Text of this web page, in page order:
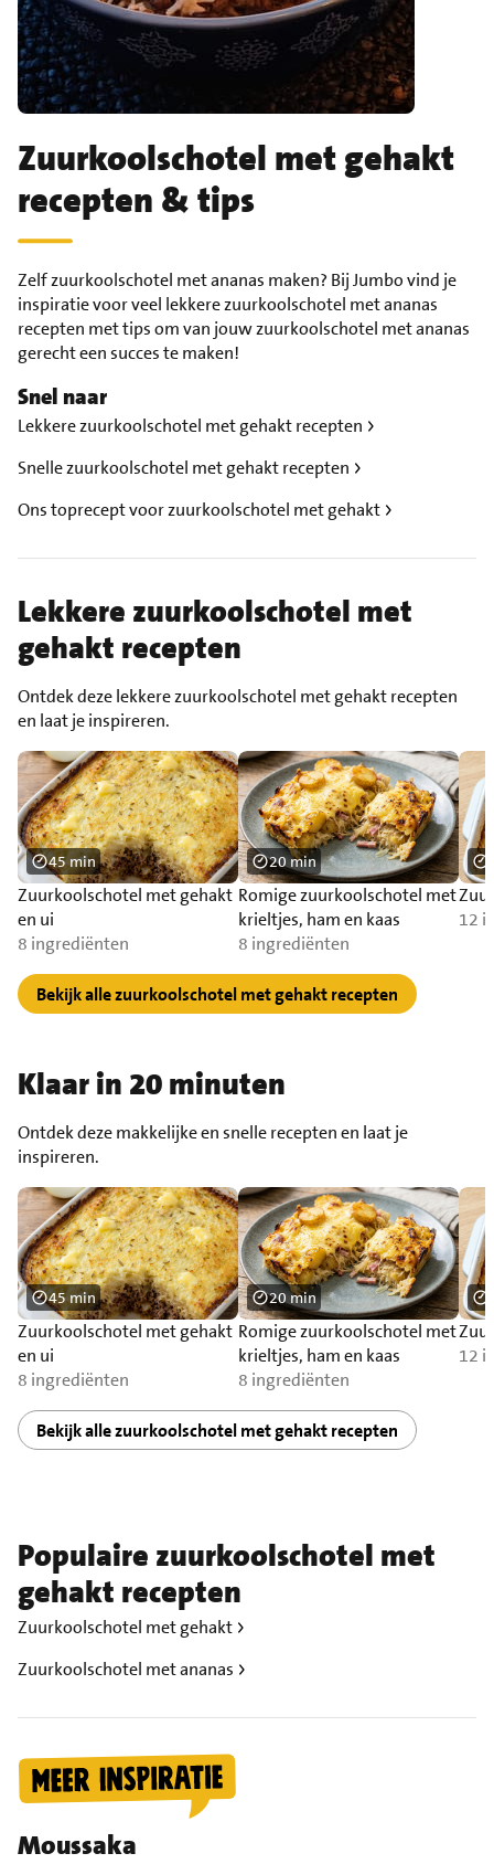
Zuurkoolschotel met gehakt
recepten & tips
Zelf zuurkoolschotel met ananas maken? Bij Jumbo vind je
inspiratie voor veel lekkere zuurkoolschotel met ananas
recepten met tips om van jouw zuurkoolschotel met ananas
gerecht een succes te maken!
Snel naar
Lekkere zuurkoolschotel met gehakt recepten
Snelle zuurkoolschotel met gehakt recepten
Ons toprecept voor zuurkoolschotel met gehakt
Lekkere zuurkoolschotel met
gehakt recepten
Ontdek deze lekkere zuurkoolschotel met gehakt recepten
en laat je inspireren.
Zuurkoolschotel met gehakt
en ui
8 ingrediënten
45 min
Romige zuurkoolschotel met
krieltjes, ham en kaas
8 ingrediënten
20 min
12
Bekijk alle zuurkoolschotel met gehakt recepten
Klaar in 20 minuten
Ontdek deze makkelijke en snelle recepten en laat je
inspireren.
Zuurkoolschotel met gehakt
en ui
8 ingrediënten
45 min
Romige zuurkoolschotel met
krieltjes, ham en kaas
8 ingrediënten
20 min
12
Bekijk alle zuurkoolschotel met gehakt recepten
Populaire zuurkoolschotel met
gehakt recepten
Zuurkoolschotel met gehakt
Zuurkoolschotel met ananas
Moussaka